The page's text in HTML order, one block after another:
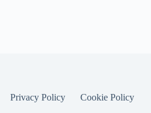
Privacy Policy Cookie Policy